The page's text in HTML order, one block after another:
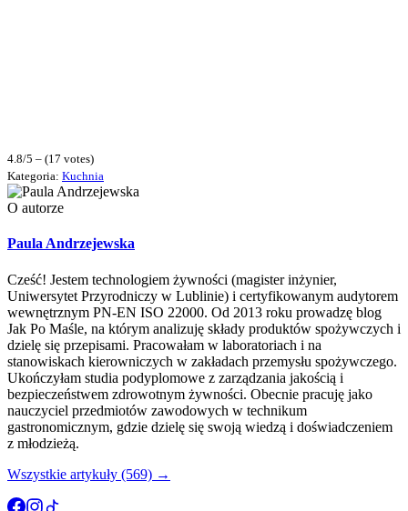
4.8/5 – (17 votes)
Kategoria: Kuchnia
O autorze
Paula Andrzejewska
Cześć! Jestem technologiem żywności (magister inżynier,
Uniwersytet Przyrodniczy w Lublinie) i certyfikowanym audytorem
wewnętrznym PN-EN ISO 22000. Od 2013 roku prowadzę blog
Jak Po Maśle, na którym analizuję składy produktów spożywczych i
dzielę się przepisami. Pracowałam w laboratoriach i na
stanowiskach kierowniczych w zakładach przemysłu spożywczego.
Ukończyłam studia podyplomowe z zarządzania jakością i
bezpieczeństwem zdrowotnym żywności. Obecnie pracuję jako
nauczyciel przedmiotów zawodowych w technikum
gastronomicznym, gdzie dzielę się swoją wiedzą i doświadczeniem
z młodzieżą.
Wszystkie artykuły (569) →